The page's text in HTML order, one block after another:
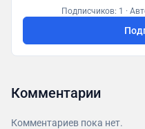
юристов. ⚡️ Контакты: https://
банкротс.рф/
Подписчиков: 1 ·
Комментарии
Комментариев пока нет.